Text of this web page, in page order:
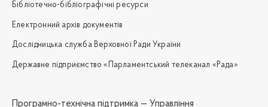
Бібліотечно-бібліографічні ресурси
Електронний архів документів
Дослідницька служба Верховної Ради України
Державне підприємство «Парламентський телеканал «Рада»
Програмно-технічна підтримка — Управління